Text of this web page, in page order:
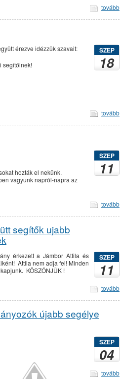
tovább
SZEP
18
érezve idézzük szavait:
segítőinek!
tovább
SZEP
11
hozták el nekünk.
vagyunk napról-napra az
tovább
segítők ujabb
SZEP
11
érkezett a Jámbor Attila és
Attila nem adja fel! Minden
KÖSZÖNJÜK !
tovább
újabb segélye
SZEP
04
tovább